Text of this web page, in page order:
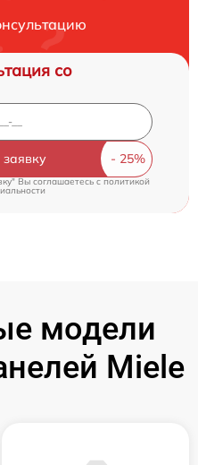
со
заявку
Вы соглашаетесь cполитикой
модели
Miele